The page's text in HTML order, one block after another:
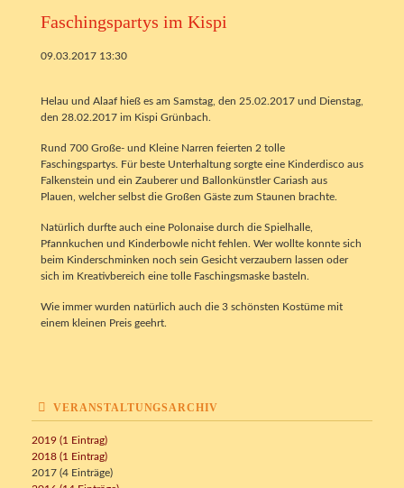
Faschingspartys im Kispi
09.03.2017 13:30
Helau und Alaaf hieß es am Samstag, den 25.02.2017 und Dienstag,
den 28.02.2017 im Kispi Grünbach.
Rund 700 Große- und Kleine Narren feierten 2 tolle
Faschingspartys. Für beste Unterhaltung sorgte eine Kinderdisco aus
Falkenstein und ein Zauberer und Ballonkünstler Cariash aus
Plauen, welcher selbst die Großen Gäste zum Staunen brachte.
Natürlich durfte auch eine Polonaise durch die Spielhalle,
Pfannkuchen und Kinderbowle nicht fehlen. Wer wollte konnte sich
beim Kinderschminken noch sein Gesicht verzaubern lassen oder
sich im Kreativbereich eine tolle Faschingsmaske basteln.
Wie immer wurden natürlich auch die 3 schönsten Kostüme mit
einem kleinen Preis geehrt.
VERANSTALTUNGSARCHIV
2019 (1 Eintrag)
2018 (1 Eintrag)
2017 (4 Einträge)